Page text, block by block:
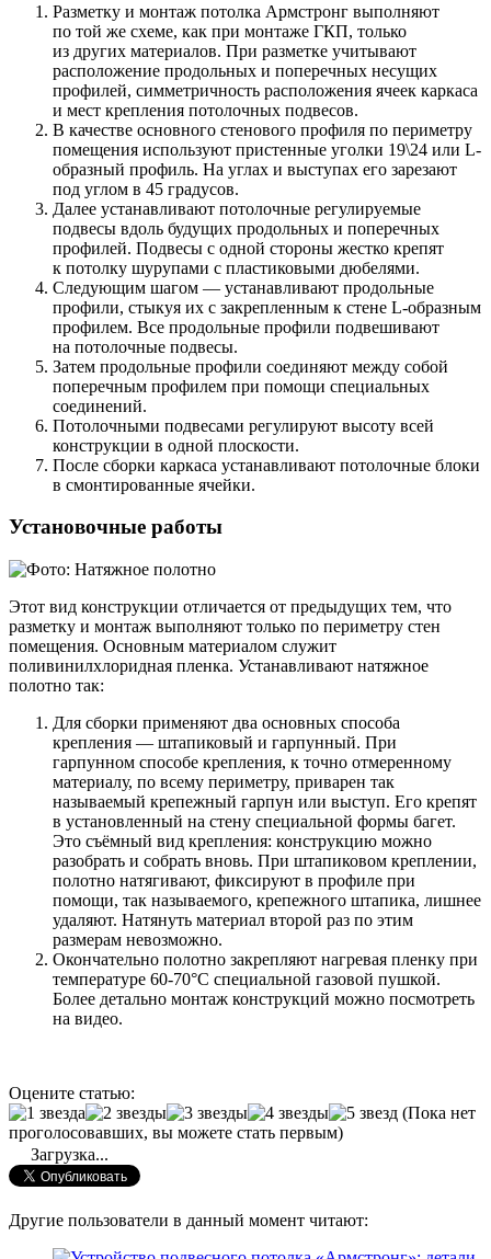
Разметку и монтаж потолка Армстронг выполняют
по той же схеме, как при монтаже ГКП, только
из других материалов. При разметке учитывают
расположение продольных и поперечных несущих
профилей, симметричность расположения ячеек каркаса
и мест крепления потолочных подвесов.
В качестве основного стенового профиля по периметру
помещения используют пристенные уголки 19\24 или L-
образный профиль. На углах и выступах его зарезают
под углом в 45 градусов.
Далее устанавливают потолочные регулируемые
подвесы вдоль будущих продольных и поперечных
профилей. Подвесы с одной стороны жестко крепят
к потолку шурупами с пластиковыми дюбелями.
Следующим шагом — устанавливают продольные
профили, стыкуя их с закрепленным к стене L-образным
профилем. Все продольные профили подвешивают
на потолочные подвесы.
Затем продольные профили соединяют между собой
поперечным профилем при помощи специальных
соединений.
Потолочными подвесами регулируют высоту всей
конструкции в одной плоскости.
После сборки каркаса устанавливают потолочные блоки
в смонтированные ячейки.
Установочные работы
Этот вид конструкции отличается от предыдущих тем, что
разметку и монтаж выполняют только по периметру стен
помещения. Основным материалом служит
поливинилхлоридная пленка. Устанавливают натяжное
полотно так:
Для сборки применяют два основных способа
крепления — штапиковый и гарпунный. При
гарпунном способе крепления, к точно отмеренному
материалу, по всему периметру, приварен так
называемый крепежный гарпун или выступ. Его крепят
в установленный на стену специальной формы багет.
Это съёмный вид крепления: конструкцию можно
разобрать и собрать вновь. При штапиковом креплении,
полотно натягивают, фиксируют в профиле при
помощи, так называемого, крепежного штапика, лишнее
удаляют. Натянуть материал второй раз по этим
размерам невозможно.
Окончательно полотно закрепляют нагревая пленку при
температуре 60-70°С специальной газовой пушкой.
Более детально монтаж конструкций можно посмотреть
на видео.
Оцените статью:
(Пока нет
проголосовавших, вы можете стать первым)
Загрузка...
Другие пользователи в данный момент читают: